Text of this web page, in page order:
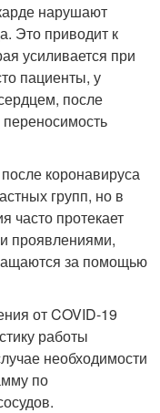
нарушают
Это приводит к
усиливается при
пациенты, у
после
коронавируса
групп, но в
часто протекает
проявлениями,
за помощью
от COVID-19
работы
необходимости
по